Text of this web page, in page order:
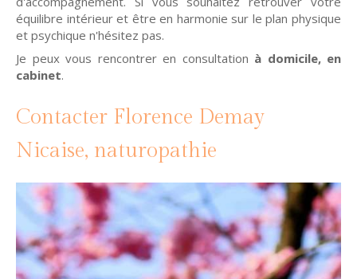
équilibre intérieur et être en harmonie sur le plan physique
et psychique n'hésitez pas.
Je peux vous rencontrer en consultation à domicile, en
cabinet.
Contacter Florence Demay
Nicaise, naturopathie